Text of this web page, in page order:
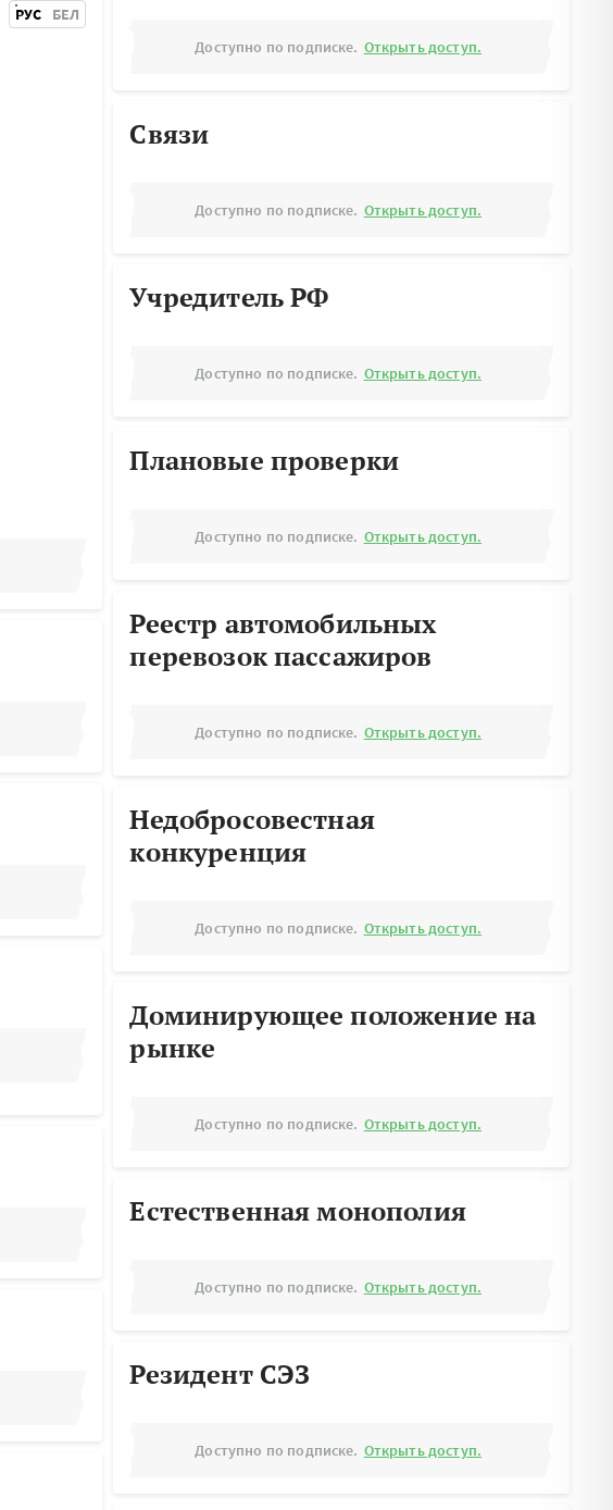
РУС БЕЛ
Доступно по подписке. Открыть доступ.
Связи
Доступно по подписке. Открыть доступ.
Учредитель РФ
Доступно по подписке. Открыть доступ.
Плановые проверки
Доступно по подписке. Открыть доступ.
Реестр автомобильных
перевозок пассажиров
Доступно по подписке. Открыть доступ.
Недобросовестная
конкуренция
Доступно по подписке. Открыть доступ.
Доминирующее положение на
рынке
Доступно по подписке. Открыть доступ.
Естественная монополия
Доступно по подписке. Открыть доступ.
Резидент СЭЗ
Доступно по подписке. Открыть доступ.